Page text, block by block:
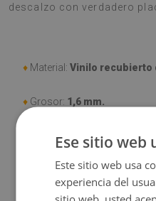
descalzo con verdadero
♦ Material: Vinilo recubierto
♦ Grosor: 1,6 mm.
Alta resistencia a la
Las alfombrasno son
Ese sitio web
Este sitio web usa
experiencia del